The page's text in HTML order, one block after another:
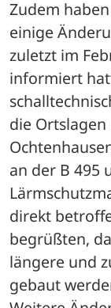
Zudem
einige
zuletzt im
informiert
die
an der B 495
direkt
begrüßten,
längere und
gebaut